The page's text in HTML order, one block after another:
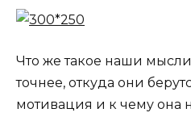
Что же такое наши
точнее, откуда они
мотивация и к чему она